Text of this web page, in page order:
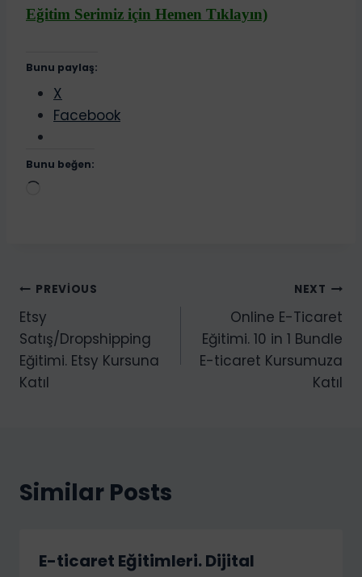
Eğitim Serimiz için Hemen Tıklayın)
Bunu paylaş:
X
Facebook
Bunu beğen:
n
i
y
o
r
Yazı
gezinmesi
PREVIOUS
Etsy
Satış/Dropshipping
Eğitimi. Etsy Kursuna
Katıl
NEXT
Online E-Ticaret
Eğitimi. 10 in 1 Bundle
E-ticaret Kursumuza
Katıl
Similar Posts
E-ticaret Eğitimleri. Dijital